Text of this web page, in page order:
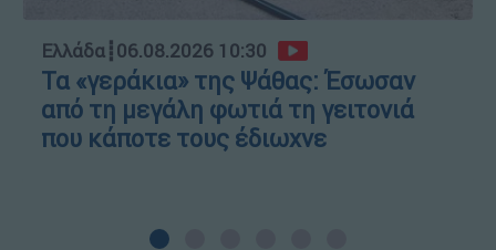
Ελλάδα┋06.08.2026 10:30
Τα «γεράκια» της Ψάθας: Έσωσαν
από τη μεγάλη φωτιά τη γειτονιά
που κάποτε τους έδιωχνε